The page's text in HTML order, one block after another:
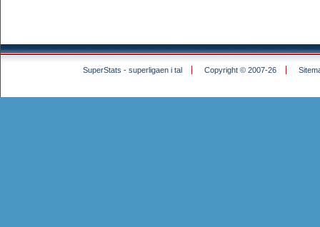
SuperStats - superligaen i tal Copyright © 2007-26